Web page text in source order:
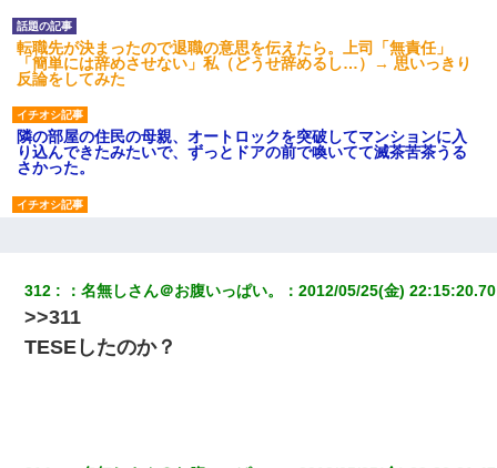
転職先が決まったので退職の意思を伝えたら。上司「無責任」
「簡単には辞めさせない」私（どうせ辞めるし…）→ 思いっきり
反論をしてみた
隣の部屋の住民の母親、オートロックを突破してマンションに入
り込んできたみたいで、ずっとドアの前で喚いてて滅茶苦茶うる
さかった。
ワイ144kg彼女98kgデブカップル、1年間毎日行為しまくった結
312 ：名無しさん＠お腹いっぱい。 ：2012/05/25(金)
>>311
TESEしたのか？